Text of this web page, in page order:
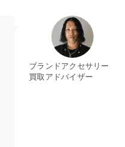
ブランドアクセサリー
買取アドバイザー